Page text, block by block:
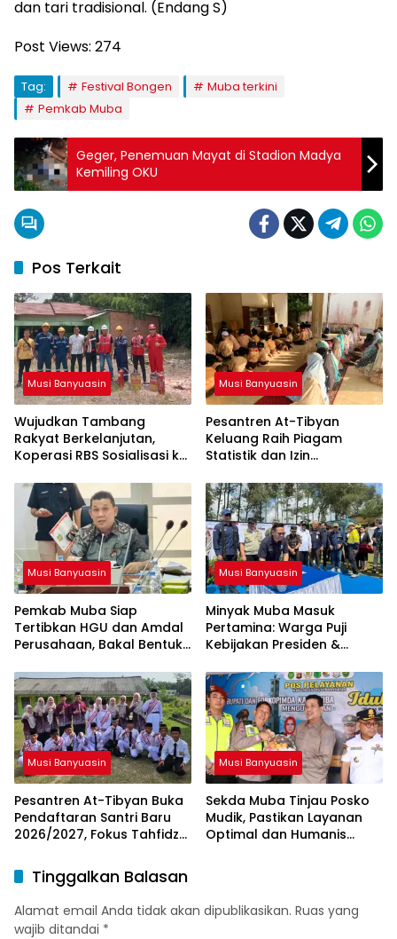
dan tari tradisional. (Endang S)
Post Views: 274
Tag: Festival Bongen
Muba terkini
Pemkab Muba
Geger, Penemuan Mayat di Stadion Madya
Kemiling OKU
Pos Terkait
Musi Banyuasin
Wujudkan Tambang
Rakyat Berkelanjutan,
Koperasi RBS Sosialisasi ke
GEP
Musi Banyuasin
Pesantren At-Tibyan
Keluang Raih Piagam
Statistik dan Izin
Kemenag RI
Musi Banyuasin
Pemkab Muba Siap
Tertibkan HGU dan Amdal
Perusahaan, Bakal Bentuk
Musi Banyuasin
Minyak Muba Masuk
Pertamina: Warga Puji
Kebijakan Presiden &
Musi Banyuasin
Pesantren At-Tibyan Buka
Pendaftaran Santri Baru
2026/2027, Fokus Tahfidz
Musi Banyuasin
Sekda Muba Tinjau Posko
Mudik, Pastikan Layanan
Optimal dan Humanis
Tinggalkan Balasan
Alamat email Anda tidak akan dipublikasikan. Ruas yang
wajib ditandai *